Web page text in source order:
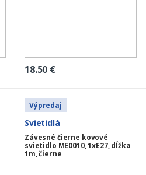
18.50 €
Výpredaj
Svietidlá
Závesné čierne kovové
svietidlo ME0010, 1xE27, dĺžka
1m, čierne